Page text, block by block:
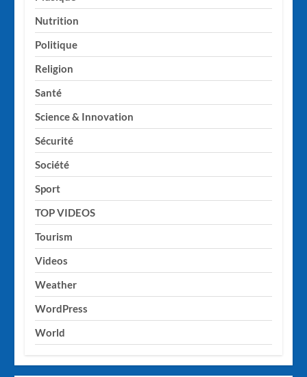
Nutrition
Politique
Religion
Santé
Science & Innovation
Sécurité
Société
Sport
TOP VIDEOS
Tourism
Videos
Weather
WordPress
World